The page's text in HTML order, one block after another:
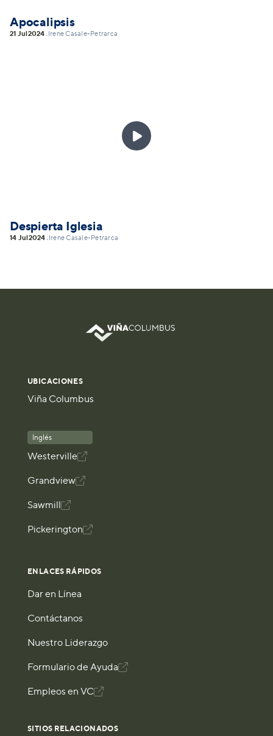
Apocalipsis
21 Jul 2024• Irene Casale-Petrarca

Despierta Iglesia
14 Jul 2024• Irene Casale-Petrarca
UBICACIONES
Viña Columbus
Inglés
Westerville
Grandview
Sawmill
Pickerington
ENLACES RÁPIDOS
Dar en Línea
Contáctanos
Nuestro Liderazgo
Formulario de Ayuda
Empleos en VC
SITIOS RELACIONADOS